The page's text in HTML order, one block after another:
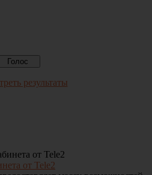
результаты
от Tele2